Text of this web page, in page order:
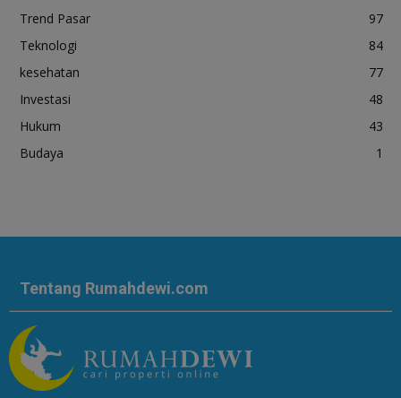
Trend Pasar
97
Teknologi
84
kesehatan
77
Investasi
48
Hukum
43
Budaya
1
Tentang Rumahdewi.com